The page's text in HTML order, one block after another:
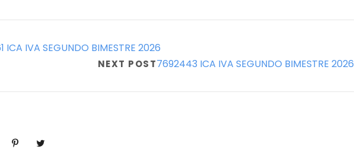
ICA IVA SEGUNDO BIMESTRE 2026
NEXT POST7692443 ICA IVA SEGUNDO BIMESTRE 2026